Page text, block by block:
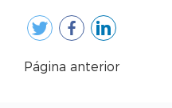
Página anterior